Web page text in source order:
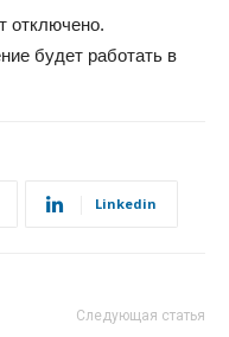
отключено.
будет работать в
Linkedin
Следующая статья